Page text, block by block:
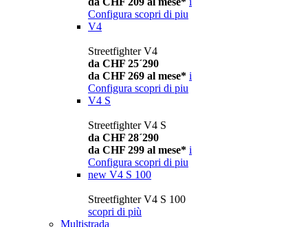
Configura scopri di piu
V4
Streetfighter V4
da CHF 25´290
da CHF 269 al mese* i
Configura scopri di piu
V4 S
Streetfighter V4 S
da CHF 28´290
da CHF 299 al mese* i
Configura scopri di piu
new V4 S 100
Streetfighter V4 S 100
scopri di più
Multistrada